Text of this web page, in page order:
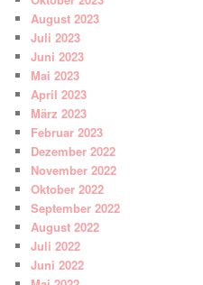
August 2023
Juli 2023
Juni 2023
Mai 2023
April 2023
März 2023
Februar 2023
Dezember 2022
November 2022
Oktober 2022
September 2022
August 2022
Juli 2022
Juni 2022